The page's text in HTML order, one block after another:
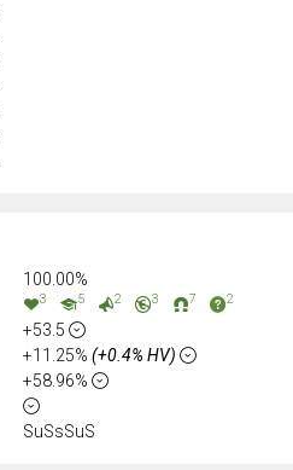
100.00%
3 5 2 3 7 2
+53.5
+11.25% (+0.4% HV)
+58.96%
SuSsSuS